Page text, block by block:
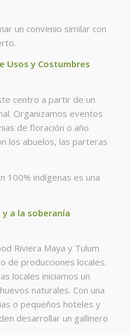
un convenio similar con
Usos y Costumbres
centro a partir de un
Organizamos eventos
de floración o año
los abuelos, las parteras
100% indígenas es una
a la soberanía
Riviera Maya y Tulum
de producciones locales.
locales iniciamos un
naturales. Con una
o pequeños hoteles y
desarrollar un gallinero